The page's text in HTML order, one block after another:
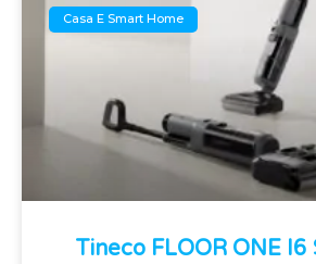
Casa E Smart Home
Tineco FLOOR ONE